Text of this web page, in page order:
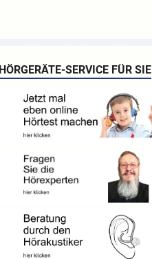
HÖRGERÄTE-SERVICE FÜR SIE